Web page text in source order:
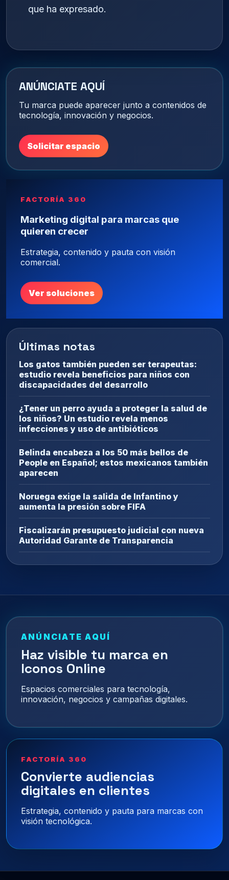
que ha expresado.
ANÚNCIATE AQUÍ
Tu marca puede aparecer junto a contenidos de
tecnología, innovación y negocios.
Solicitar espacio
FACTORÍA 360
Marketing digital para marcas que
quieren crecer
Estrategia, contenido y pauta con visión
comercial.
Ver soluciones
Últimas notas
Los gatos también pueden ser terapeutas:
estudio revela beneficios para niños con
discapacidades del desarrollo
¿Tener un perro ayuda a proteger la salud de
los niños? Un estudio revela menos
infecciones y uso de antibióticos
Belinda encabeza a los 50 más bellos de
People en Español; estos mexicanos también
aparecen
Noruega exige la salida de Infantino y
aumenta la presión sobre FIFA
Fiscalizarán presupuesto judicial con nueva
Autoridad Garante de Transparencia
ANÚNCIATE AQUÍ
Haz visible tu marca en
Iconos Online
Espacios comerciales para tecnología,
innovación, negocios y campañas digitales.
FACTORÍA 360
Convierte audiencias
digitales en clientes
Estrategia, contenido y pauta para marcas con
visión tecnológica.